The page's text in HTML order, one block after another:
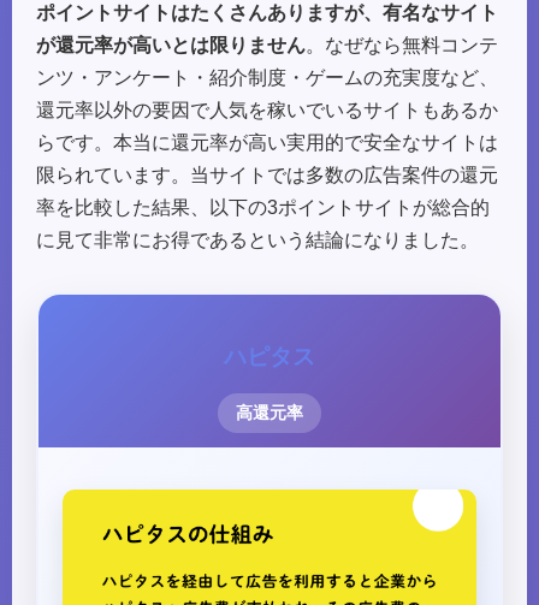
ポイントサイトはたくさんありますが、有名なサイト
が還元率が高いとは限りません。なぜなら無料コンテ
ンツ・アンケート・紹介制度・ゲームの充実度など、
還元率以外の要因で人気を稼いでいるサイトもあるか
らです。本当に還元率が高い実用的で安全なサイトは
限られています。当サイトでは多数の広告案件の還元
率を比較した結果、以下の3ポイントサイトが総合的
に見て非常にお得であるという結論になりました。
ハピタス
高還元率